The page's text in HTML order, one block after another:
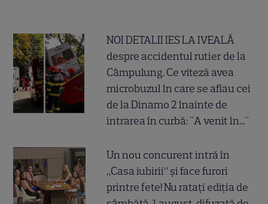
NOI DETALII IES LA IVEALĂ
despre accidentul rutier de la
Câmpulung. Ce viteză avea
microbuzul în care se aflau cei
de la Dinamo 2 înainte de
intrarea în curbă: "A venit în..."
Un nou concurent intră în
„Casa iubirii” și face furori
printre fete! Nu ratați ediția de